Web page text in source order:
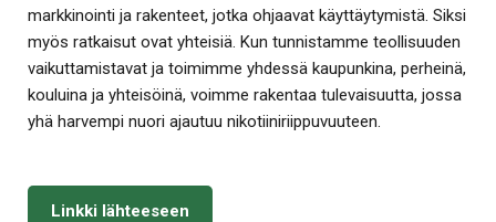
markkinointi ja rakenteet, jotka ohjaavat käyttäytymistä. Siksi
myös ratkaisut ovat yhteisiä. Kun tunnistamme teollisuuden
vaikuttamistavat ja toimimme yhdessä kaupunkina, perheinä,
kouluina ja yhteisöinä, voimme rakentaa tulevaisuutta, jossa
yhä harvempi nuori ajautuu nikotiiniriippuvuuteen.
Linkki lähteeseen